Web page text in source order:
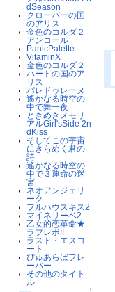
dSeason
クローバーの国
のアリス
金色のコルダ２
アンコール
PanicPalette
VitaminX
金色のコルダ２
ハートの国のア
リス
パレドゥレーヌ
遙かなる時空の
中で舞一夜
ときめきメモリ
アルGirl'sSide 2n
dKiss
そしてこの宇宙
にきらめく君の
詩
遙かなる時空の
中で３運命の迷
宮
ネオアンジェリ
ーク
フルハウスキス2
マイネリーベ2
乙女的恋革命★
ラブレボ!!
ラスト・エスコ
ート
ぴゅあらばフレ
ーバー
その他のタイト
ル
↑